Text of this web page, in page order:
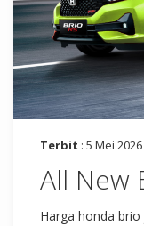
Terbit : 5 Mei 2026
All New
Harga honda